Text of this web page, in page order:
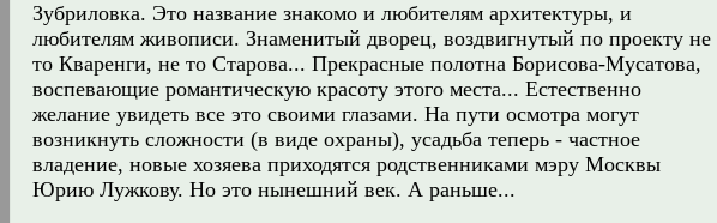
Зубриловка. Это название знакомо и любителям архитектуры, и
любителям живописи. Знаменитый дворец, воздвигнутый по проекту не
то Кваренги, не то Старова... Прекрасные полотна Борисова-Мусатова,
воспевающие романтическую красоту этого места... Естественно
желание увидеть все это своими глазами. На пути осмотра могут
возникнуть сложности (в виде охраны), усадьба теперь - частное
владение, новые хозяева приходятся родственниками мэру Москвы
Юрию Лужкову. Но это нынешний век. А раньше...